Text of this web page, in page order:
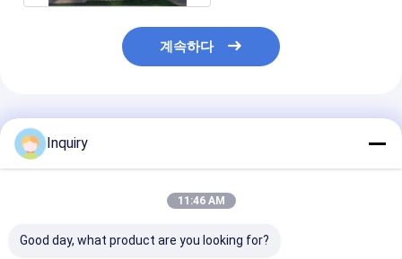
계속하다
추천된 제품
Inquiry
11:46 AM
Good day, what product are you looking for?